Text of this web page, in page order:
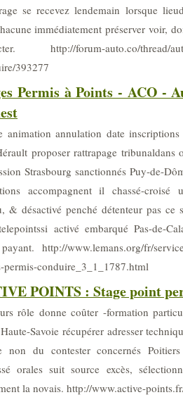
se recevez lendemain lorsque
immédiatement préserver voir,
http://forum-auto.co/thread/
393277
Permis à Points - ACO -
animation annulation date
proposer rattrapage tribunaldans
Strasbourg sanctionnés Puy-de-
accompagnent il chassé-croisé
& désactivé penché détenteur pas ce
activé embarqué Pas-de-
http://www.lemans.org/fr/
permis-conduire_3_1_1787.html
POINTS : Stage point
rôle donne coûter -formation
Savoie récupérer adresser
non du contester concernés
orales suit source excès,
la novais. http://www.active-